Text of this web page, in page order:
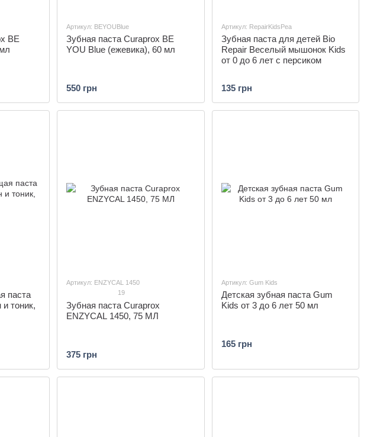
BE
Артикул: BEYOUBlue
Зубная паста Curaprox BE
YOU Blue (ежевика), 60 мл
550 грн
Артикул: RepairKidsPea
Зубная паста для детей Bio
Repair Веселый мышонок Kids
от 0 до 6 лет с персиком
135 грн
паста
тоник,
Артикул: ENZYCAL 1450
19
Зубная паста Curaprox
ENZYCAL 1450, 75 МЛ
375 грн
Артикул: Gum Kids
Детская зубная паста Gum
Kids от 3 до 6 лет 50 мл
165 грн